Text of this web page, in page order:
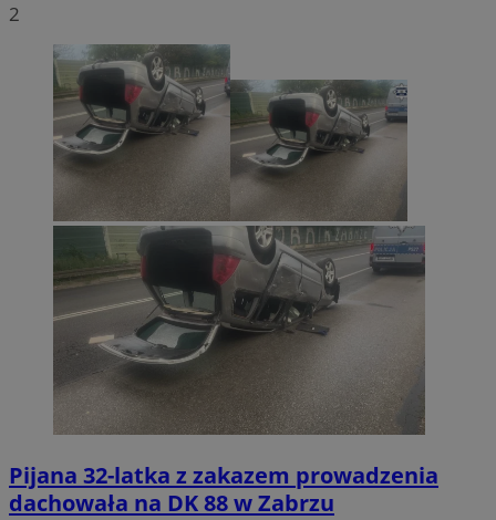
2
Pijana 32-latka z zakazem prowadzenia
dachowała na DK 88 w Zabrzu